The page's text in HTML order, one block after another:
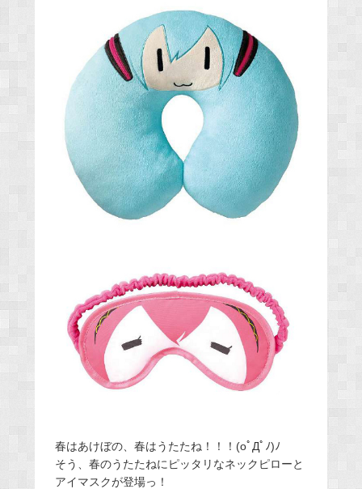
春はあけぼの、春はうたたね！！！(oﾟДﾟﾉ)ﾉ
そう、春のうたたねにピッタリなネックピローと
アイマスクが登場っ！